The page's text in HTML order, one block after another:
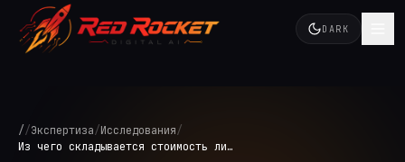
DARK
//Экспертиза/Исследования/
Из чего складывается стоимость лида: почему нельзя сравнивать заявки только по цене